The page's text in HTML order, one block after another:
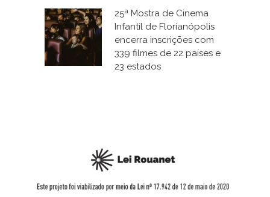
25ª Mostra de Cinema
Infantil de Florianópolis
encerra inscrições com
339 filmes de 22 países e
23 estados